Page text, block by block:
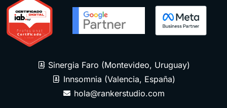
Sinergia Faro (Montevideo, Uruguay)
Innsomnia (Valencia, España)
hola@rankerstudio.com